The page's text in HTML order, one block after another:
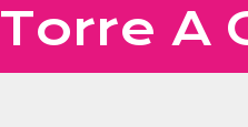
Torre A